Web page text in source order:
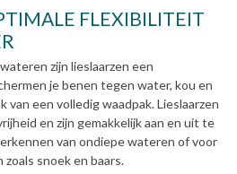
FLEXIBILITEIT
zijn lieslaarzen een
je benen tegen water, kou en
van een volledig waadpak. Lieslaarzen
en zijn gemakkelijk aan en uit te
van ondiepe wateren of voor
snoek en baars.